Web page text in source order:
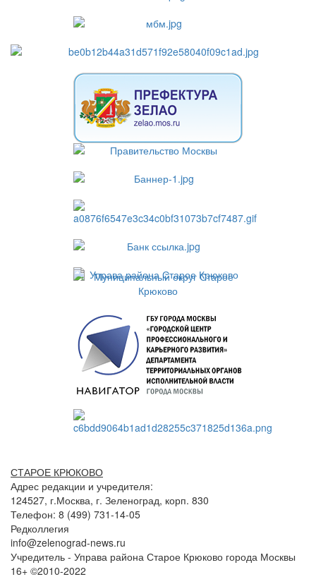
СТАРОЕ КРЮКОВО
Адрес редакции и учредителя:
124527, г.Москва, г. Зеленоград, корп. 830
Телефон: 8 (499) 731-14-05
Редколлегия
info@zelenograd-news.ru
Учредитель - Управа района Старое Крюково города Москвы
16+ ©2010-2022